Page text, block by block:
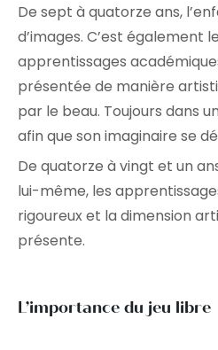
De sept à quatorze ans,
d’images. C’est également
apprentissages
présentée de manière
par le beau. Toujours dans
afin que son imaginaire se
De quatorze à vingt et un
lui-même, les
rigoureux et la dimension
présente.
L’importance du jeu libre